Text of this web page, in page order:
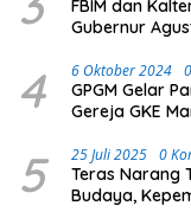
FBIM dan
Gubernur
4 6 Oktober 2024
GPGM Gelar
Gereja GKE
5 25 Juli 2025 0
Teras Narang
Budaya,